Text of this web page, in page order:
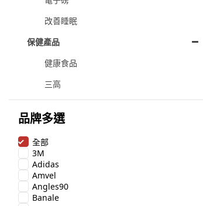
改善睡眠
保健產品
健康食品
三高
品牌多選
全部
3M
Adidas
Amvel
Angles90
Banale